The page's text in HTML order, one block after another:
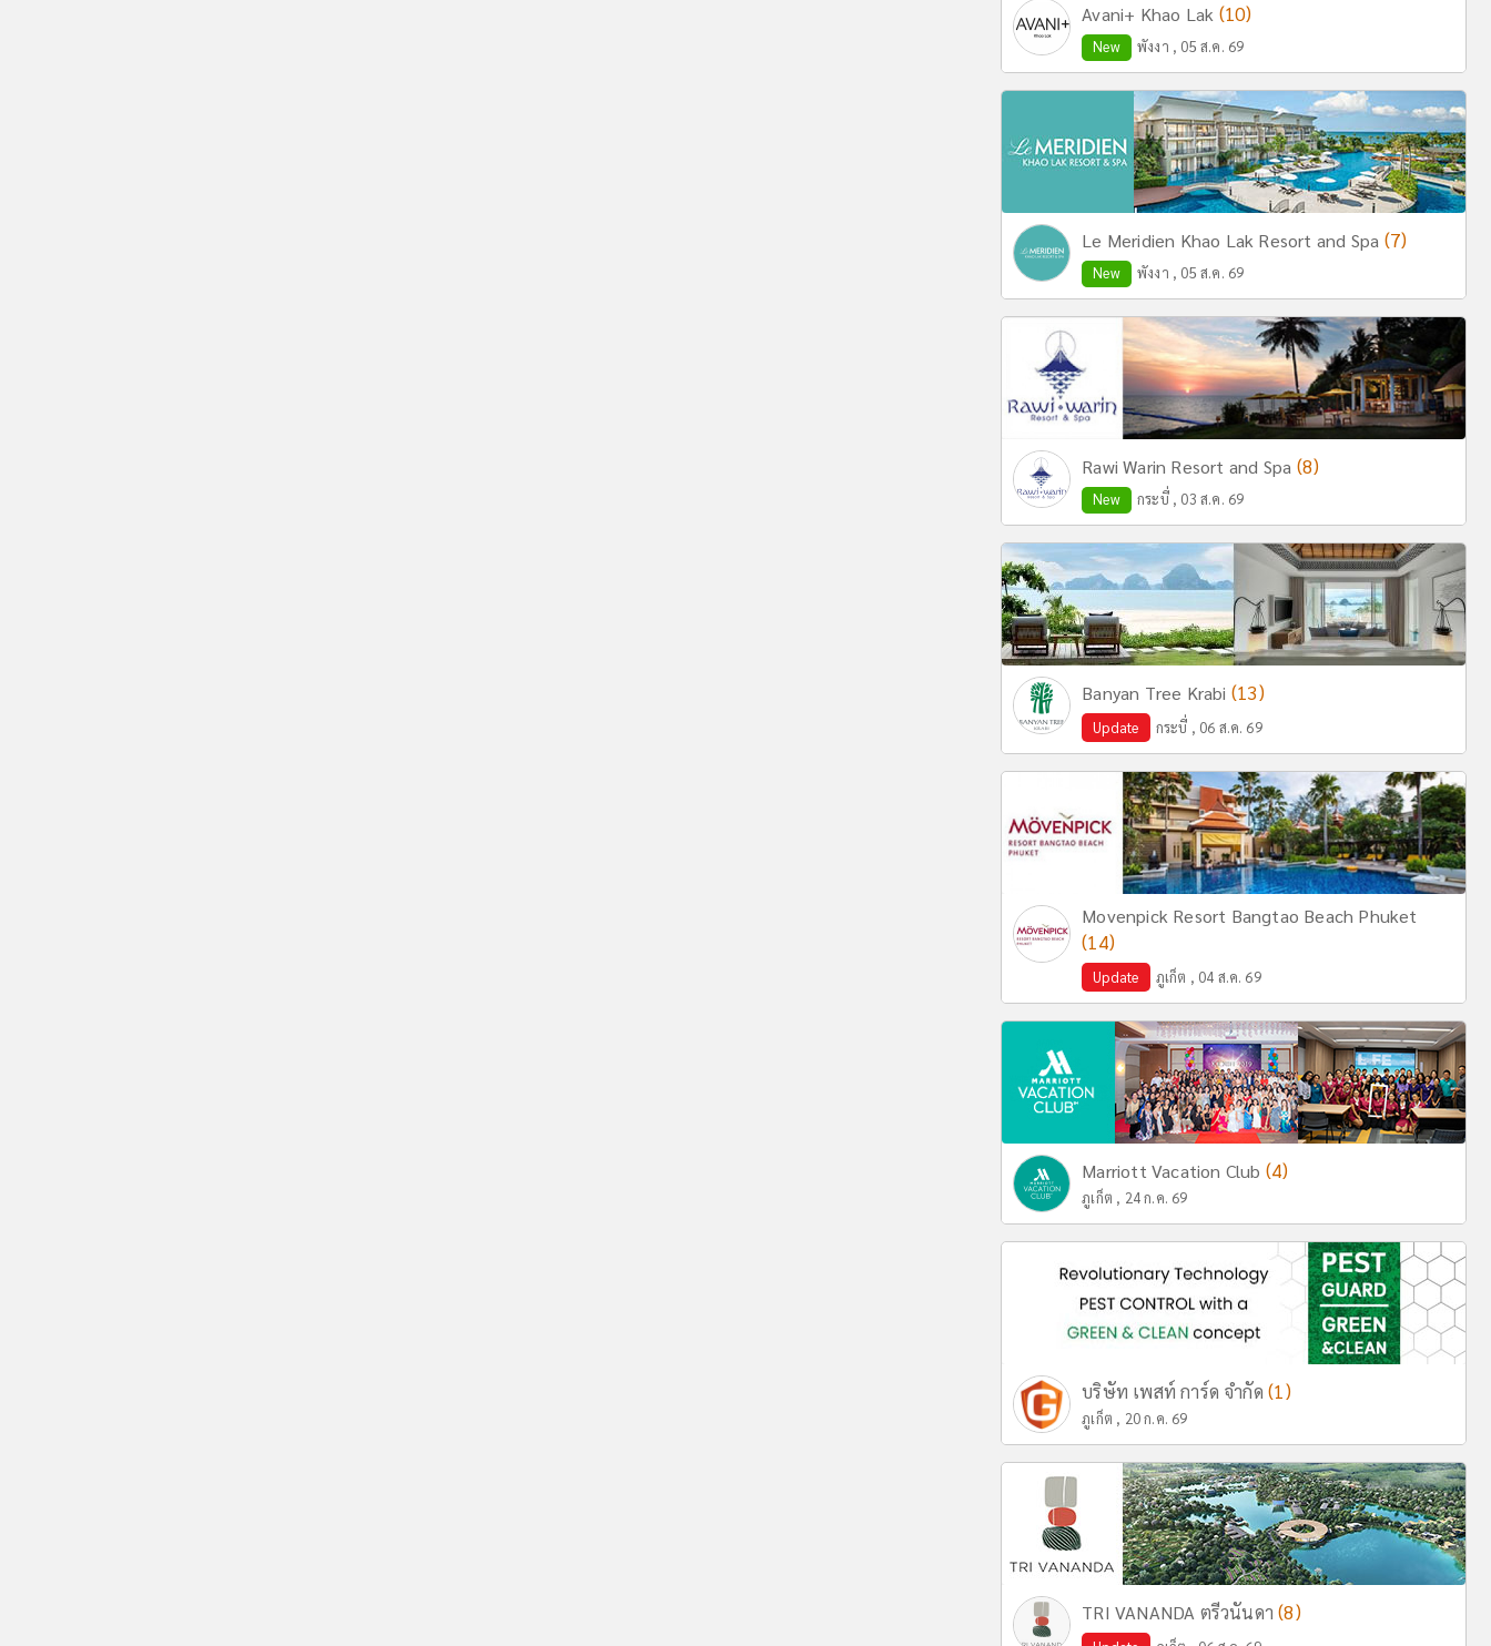
Avani+ Khao Lak (10)
New พังงา , 05 ส.ค. 69
Le Meridien Khao Lak Resort and Spa (7)
New พังงา , 05 ส.ค. 69
Rawi Warin Resort and Spa (8)
New กระบี่ , 03 ส.ค. 69
Banyan Tree Krabi (13)
Update กระบี่ , 06 ส.ค. 69
Movenpick Resort Bangtao Beach Phuket
(14)
Update ภูเก็ต , 04 ส.ค. 69
Marriott Vacation Club (4)
ภูเก็ต , 24 ก.ค. 69
บริษัท เพสท์ การ์ด จำกัด(1)
ภูเก็ต , 20 ก.ค. 69
TRI VANANDA ตรีวนันดา(8)